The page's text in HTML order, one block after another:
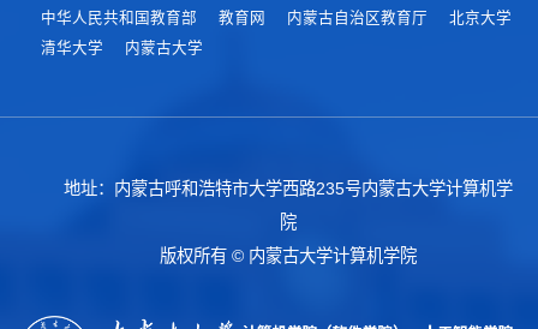
中华人民共和国教育部 教育网 内蒙古自治区教育厅
北京大学
清华大学
内蒙古大学
地址：内蒙古呼和浩特市大学西路235号内蒙古大学计算机学
院
版权所有 © 内蒙古大学计算机学院